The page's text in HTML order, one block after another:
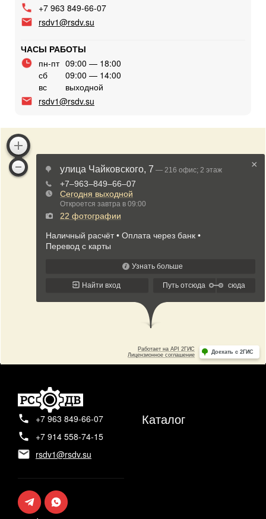
+7 963 849-66-07
rsdv1@rsdv.su
ЧАСЫ РАБОТЫ
пн-пт 09:00 — 18:00
сб
09:00 — 14:00
вс
выходной
rsdv1@rsdv.su
+7 963 849-66-07
+7 914 558-74-15
rsdv1@rsdv.su
Каталог